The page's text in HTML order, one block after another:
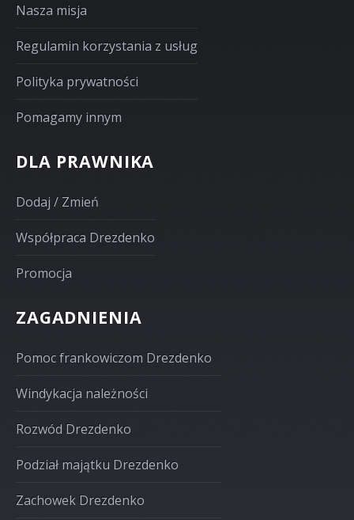
Nasza misja
Regulamin korzystania z usług
Polityka prywatności
Pomagamy innym
DLA PRAWNIKA
Dodaj / Zmień
Współpraca Drezdenko
Promocja
ZAGADNIENIA
Pomoc frankowiczom Drezdenko
Windykacja należności
Rozwód Drezdenko
Podział majątku Drezdenko
Zachowek Drezdenko